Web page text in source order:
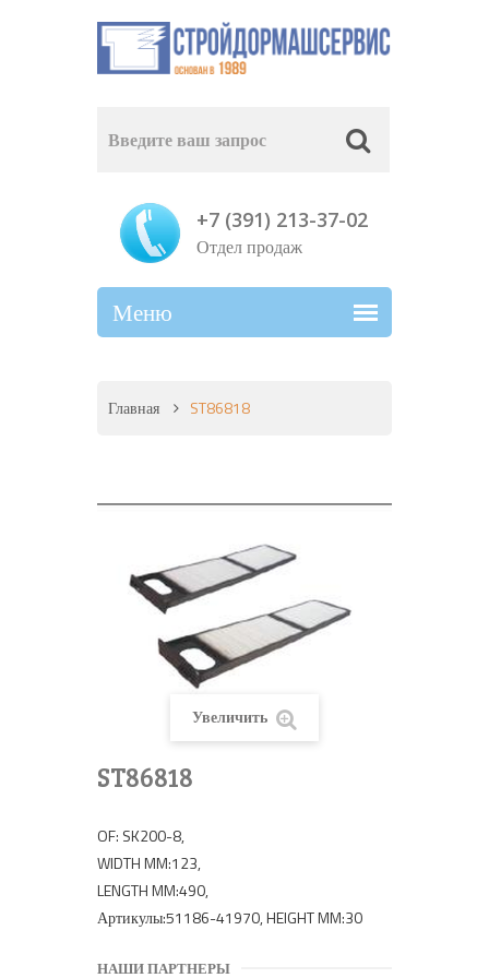
+7 (391) 213-37-02
Отдел продаж
Главная ST86818
Увеличить
ST86818
OF: SK200-8,
WIDTH MM:123,
LENGTH MM:490,
Артикулы:51186-41970, HEIGHT MM:30
НАШИ ПАРТНЕРЫ